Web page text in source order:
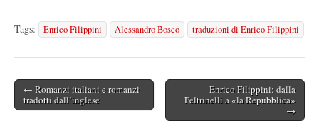
Tags: Enrico Filippini Alessandro Bosco traduzioni di Enrico Filippini
Post navigation
← Romanzi italiani e romanzi
tradotti dall’inglese
Enrico Filippini: dalla
Feltrinelli a «la Repubblica»
→